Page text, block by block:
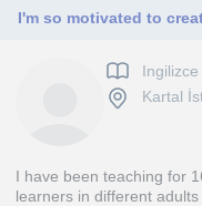
Ingilizce
Kartal
I have been teaching for
learners in different adults